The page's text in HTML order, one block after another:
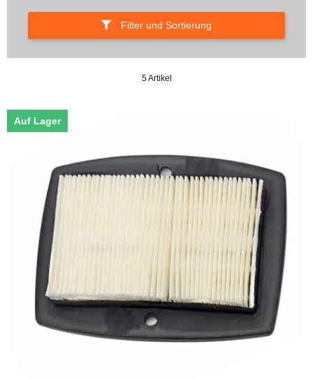
Filter und Sortierung
5 Artikel
Auf Lager